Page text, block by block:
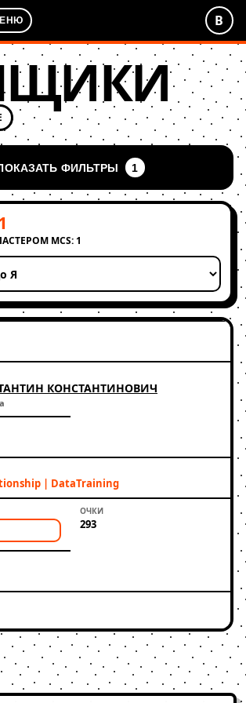
В
ФИЛЬТРЫ 1
MCS: 1
КОНСТАНТИНОВИЧ
| DataTraining
293